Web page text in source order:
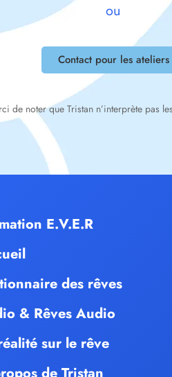
ou
Contact pour les ateliers
de noter que Tristan n’interprète pas
E.V.E.R
des rêves
& Rêves Audio
sur le rêve